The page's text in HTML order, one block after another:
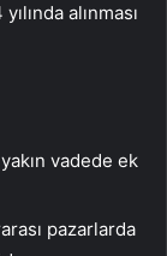
alınması
vadede ek
pazarlarda